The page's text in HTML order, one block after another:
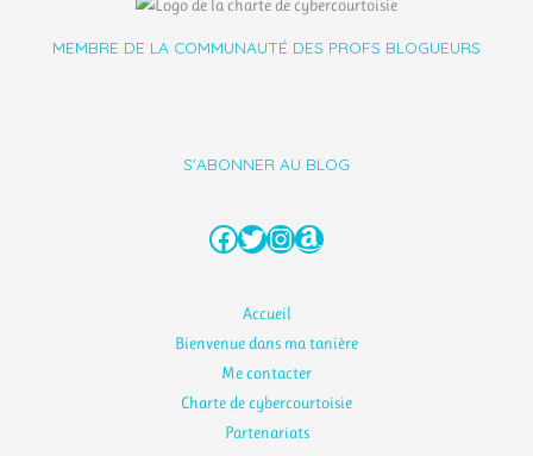
MEMBRE DE LA COMMUNAUTÉ DES PROFS BLOGUEURS
S'ABONNER AU BLOG
Facebook
Twitter
Instagram
Amazon
Accueil
Bienvenue dans ma tanière
Me contacter
Charte de cybercourtoisie
Partenariats